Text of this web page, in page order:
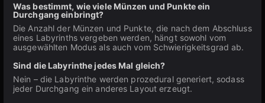
Was bestimmt, wie viele Münzen und Punkte ein
Durchgang einbringt?
Die Anzahl der Münzen und Punkte, die nach dem Abschluss
eines Labyrinths vergeben werden, hängt sowohl vom
ausgewählten Modus als auch vom Schwierigkeitsgrad ab.
Sind die Labyrinthe jedes Mal gleich?
Nein – die Labyrinthe werden prozedural generiert, sodass
jeder Durchgang ein anderes Layout erzeugt.